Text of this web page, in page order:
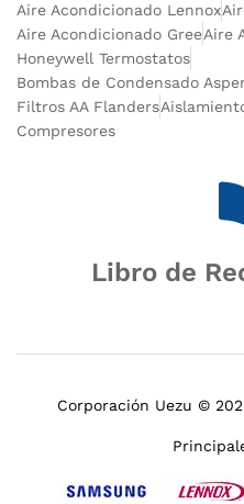
Aire Acondicionado Lennox
Aire Acondicionado GreeAire
Honeywell Termostatos
Bombas de Condensado
Filtros AA Flanders
Compresores
Libro de
Corporación Uezu ©